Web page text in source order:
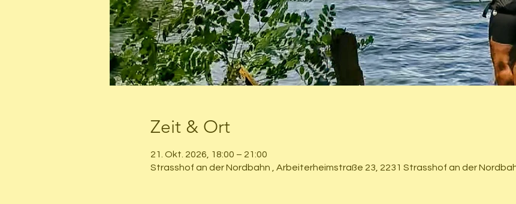
Zeit & Ort
21. Okt. 2026, 18:00 – 21:00
Strasshof an der Nordbahn , Arbeiterheimstraße 23, 2231 Strasshof an der